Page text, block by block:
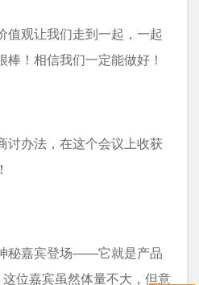
值观让我们走到一起，一起
！相信我们一定能做好！
讨办法，在这个会议上收获
秘嘉宾登场——它就是产品
这位嘉宾虽然体量不大，但意